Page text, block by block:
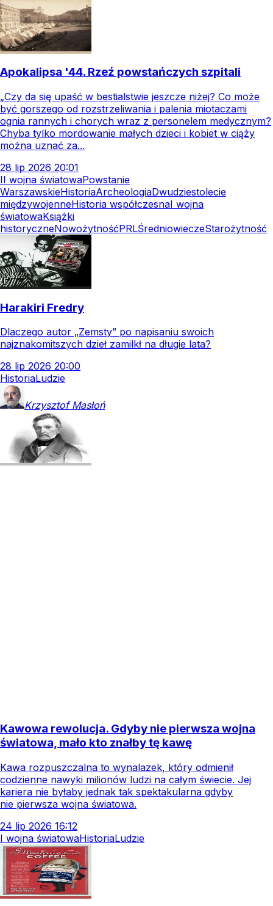
Apokalipsa '44. Rzeź powstańczych szpitali
„Czy da się upaść w bestialstwie jeszcze niżej? Co może
być gorszego od rozstrzeliwania i palenia miotaczami
ognia rannych i chorych wraz z personelem medycznym?
Chyba tylko mordowanie małych dzieci i kobiet w ciąży
można uznać za...
28 lip 2026 20:01
II wojna światowaPowstanie
WarszawskieHistoriaArcheologiaDwudziestolecie
międzywojenneHistoria współczesnaI wojna
światowaKsiążki
historyczneNowożytnośćPRLŚredniowieczeStarożytność
Harakiri Fredry
Dlaczego autor „Zemsty” po napisaniu swoich
najznakomitszych dzieł zamilkł na długie lata?
28 lip 2026 20:00
HistoriaLudzie
Krzysztof Masłoń
Kawowa rewolucja. Gdyby nie pierwsza wojna
światowa, mało kto znałby tę kawę
Kawa rozpuszczalna to wynalazek, który odmienił
codzienne nawyki milionów ludzi na całym świecie. Jej
kariera nie byłaby jednak tak spektakularna gdyby
nie pierwsza wojna światowa.
24 lip 2026 16:12
I wojna światowaHistoriaLudzie